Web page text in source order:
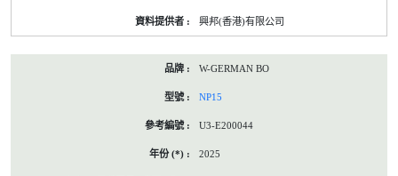
興邦(香港)有限公司
W-GERMAN BO
NP15
U3-E200044
2025